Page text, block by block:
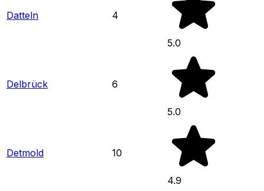
Datteln 4
5.0
Delbrück 6
5.0
Detmold 10
4.9